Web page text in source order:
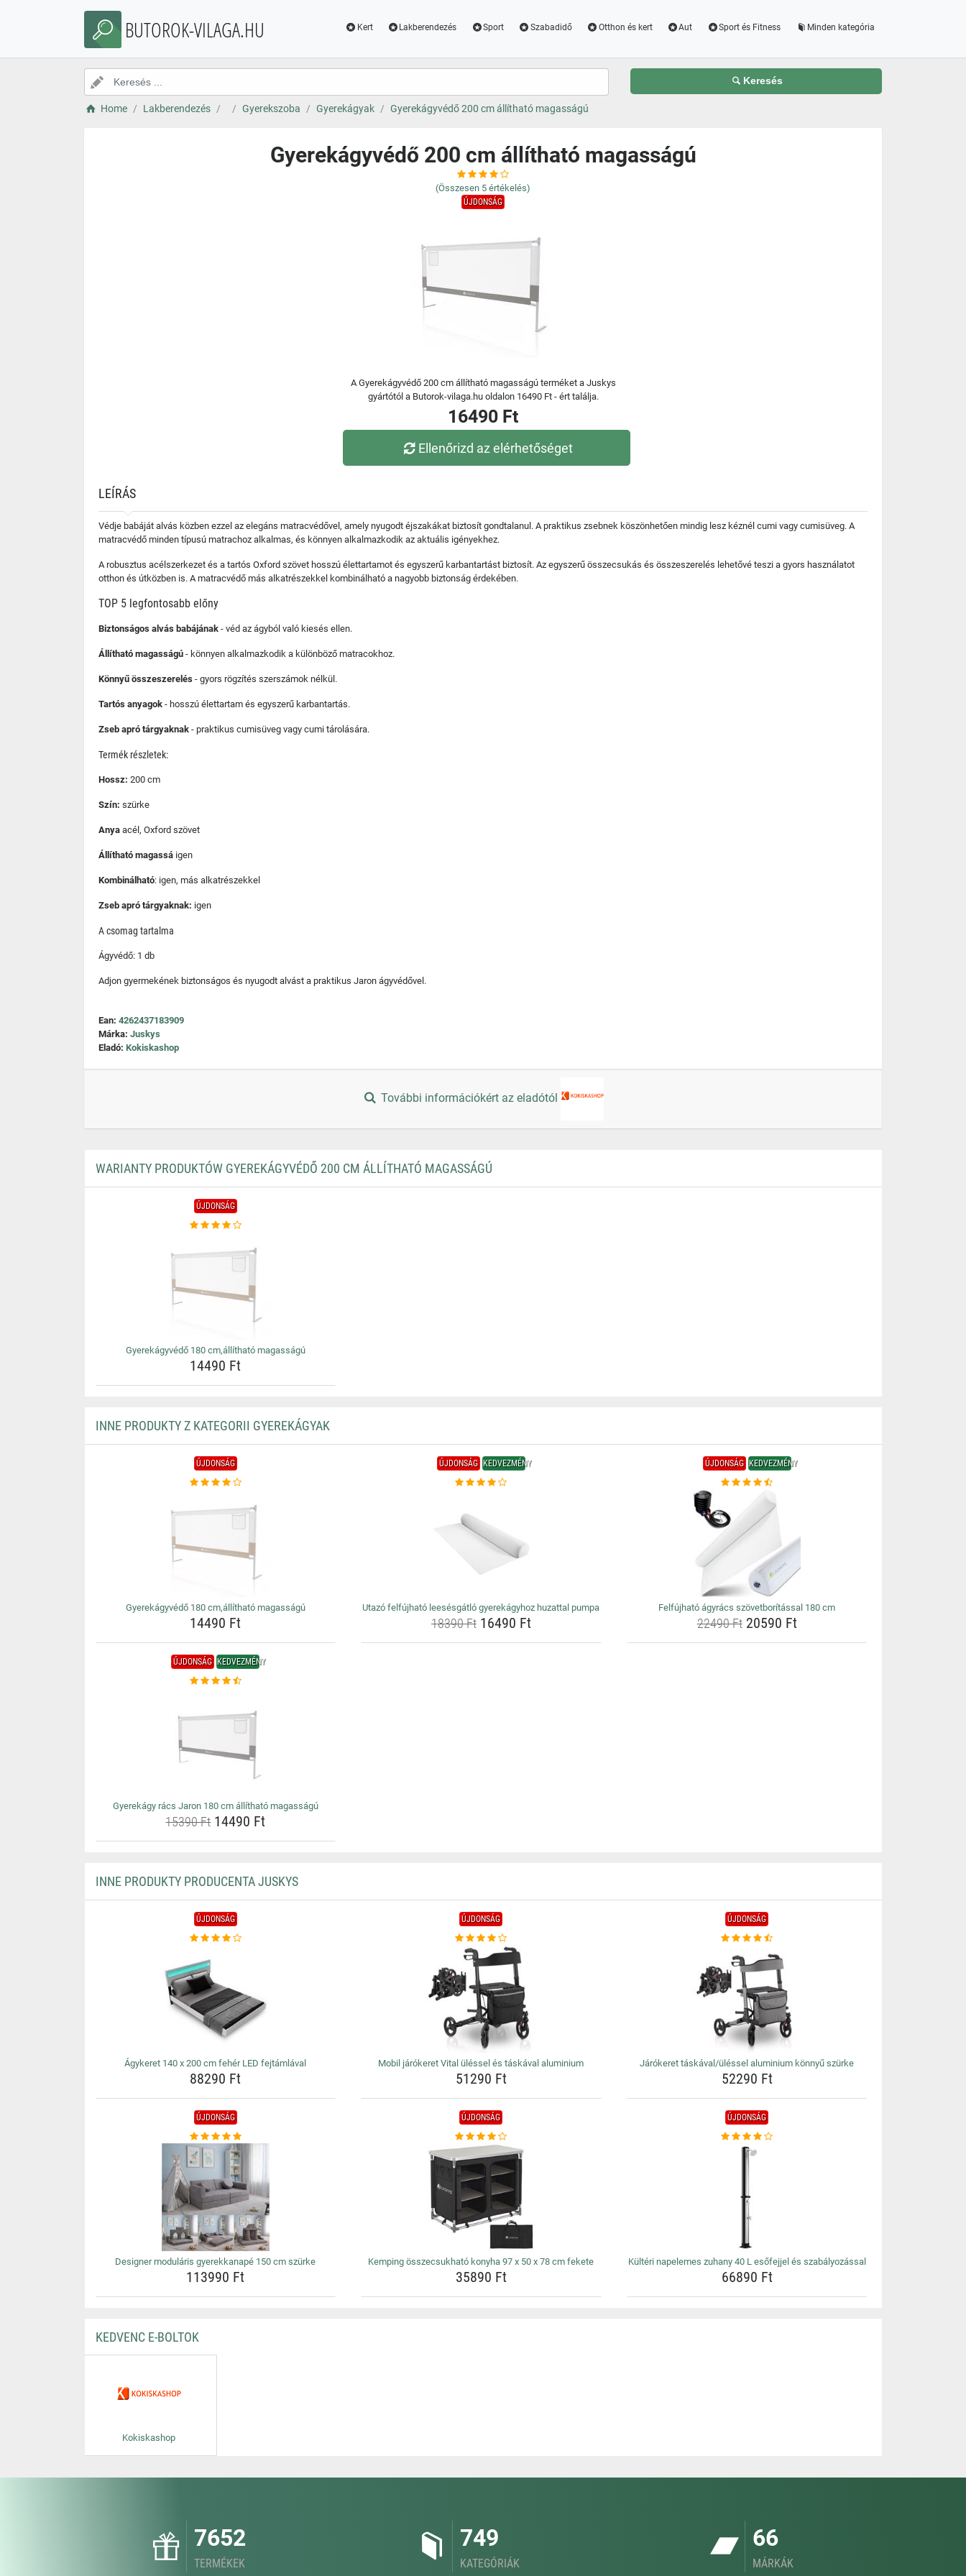
BUTOROK-VILAGA.HU Kert Lakberendezés Sport Szabadidő Otthon és kert Aut Sport és Fitness Minden kategória
Keresés
Home Lakberendezés Gyerekszoba Gyerekágyak Gyerekágyvédő 200 cm állítható magasságú
Gyerekágyvédő 200 cm állítható magasságú
(Összesen 5 értékelés)
ÚJDONSÁG
A Gyerekágyvédő 200 cm állítható magasságú terméket a Juskys
gyártótól a Butorok-vilaga.hu oldalon 16490 Ft - ért találja.
16490 Ft
Ellenőrizd az elérhetőséget
LEÍRÁS
Védje babáját alvás közben ezzel az elegáns matracvédővel, amely nyugodt éjszakákat biztosít gondtalanul. A praktikus zsebnek köszönhetően mindig lesz kéznél cumi vagy cumisüveg. A
matracvédő minden típusú matrachoz alkalmas, és könnyen alkalmazkodik az aktuális igényekhez.
A robusztus acélszerkezet és a tartós Oxford szövet hosszú élettartamot és egyszerű karbantartást biztosít. Az egyszerű összecsukás és összeszerelés lehetővé teszi a gyors használatot
otthon és útközben is. A matracvédő más alkatrészekkel kombinálható a nagyobb biztonság érdekében.
TOP 5 legfontosabb előny
Biztonságos alvás babájának - véd az ágyból való kiesés ellen.
Állítható magasságú - könnyen alkalmazkodik a különböző matracokhoz.
Könnyű összeszerelés - gyors rögzítés szerszámok nélkül.
Tartós anyagok - hosszú élettartam és egyszerű karbantartás.
Zseb apró tárgyaknak - praktikus cumisüveg vagy cumi tárolására.
Termék részletek:
Hossz: 200 cm
Szín: szürke
Anya acél, Oxford szövet
Állítható magassá igen
Kombinálható: igen, más alkatrészekkel
Zseb apró tárgyaknak: igen
A csomag tartalma
Ágyvédő: 1 db
Adjon gyermekének biztonságos és nyugodt alvást a praktikus Jaron ágyvédővel.
Ean: 4262437183909
Márka: Juskys
Eladó: Kokiskashop
További információkért az eladótól
WARIANTY PRODUKTÓW GYEREKÁGYVÉDŐ 200 CM ÁLLÍTHATÓ MAGASSÁGÚ
ÚJDONSÁG
Gyerekágyvédő 180 cm,állítható magasságú
14490 Ft
INNE PRODUKTY Z KATEGORII GYEREKÁGYAK
ÚJDONSÁG
Gyerekágyvédő 180 cm,állítható magasságú
14490 Ft
ÚJDONSÁG KEDVEZMÉNY
Utazó felfújható leesésgátló gyerekágyhoz huzattal pumpa
18390 Ft16490 Ft
ÚJDONSÁG KEDVEZMÉNY
Felfújható ágyrács szövetborítással 180 cm
22490 Ft20590 Ft
ÚJDONSÁG KEDVEZMÉNY
Gyerekágy rács Jaron 180 cm állítható magasságú
15390 Ft14490 Ft
INNE PRODUKTY PRODUCENTA JUSKYS
ÚJDONSÁG
Ágykeret 140 x 200 cm fehér LED fejtámlával
88290 Ft
ÚJDONSÁG
Mobil járókeret Vital üléssel és táskával aluminium
51290 Ft
ÚJDONSÁG
Járókeret táskával/üléssel aluminium könnyű szürke
52290 Ft
ÚJDONSÁG
Designer moduláris gyerekkanapé 150 cm szürke
113990 Ft
ÚJDONSÁG
Kemping összecsukható konyha 97 x 50 x 78 cm fekete
35890 Ft
ÚJDONSÁG
Kültéri napelemes zuhany 40 L esőfejjel és szabályozással
66890 Ft
KEDVENC E-BOLTOK
Kokiskashop
7652
TERMÉKEK
749
KATEGÓRIÁK
66
MÁRKÁK